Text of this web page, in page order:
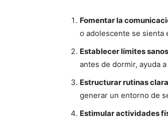
Fomentar la
o adolescente se sienta
Establecer límites
antes de dormir, ayuda
Estructurar rutinas
generar un entorno de
Estimular actividades